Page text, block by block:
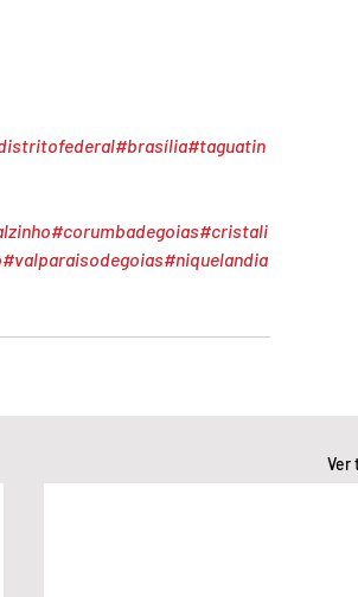
#brasília#taguatin
#corumbadegoias#cristali
#valparaisodegoias#niquelandia
Ver